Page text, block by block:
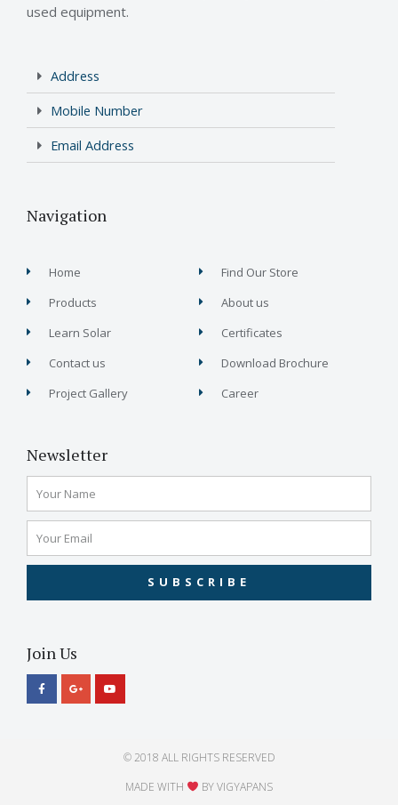
used equipment.
Address
Mobile Number
Email Address
Navigation
Home
Products
Learn Solar
Contact us
Project Gallery
Find Our Store
About us
Certificates
Download Brochure
Career
Newsletter
SUBSCRIBE
Join Us
© 2018 ALL RIGHTS RESERVED​
MADE WITH
BY VIGYAPANS